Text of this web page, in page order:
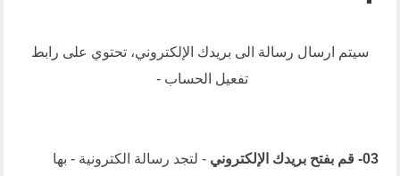
سيتم ارسال رسالة الى بريدك الإلكتروني، تحتوي على رابط
تفعيل الحساب -
03- قم بفتح بريدك الإلكتروني
- لتجد رسالة الكترونية - بها